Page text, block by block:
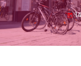
today